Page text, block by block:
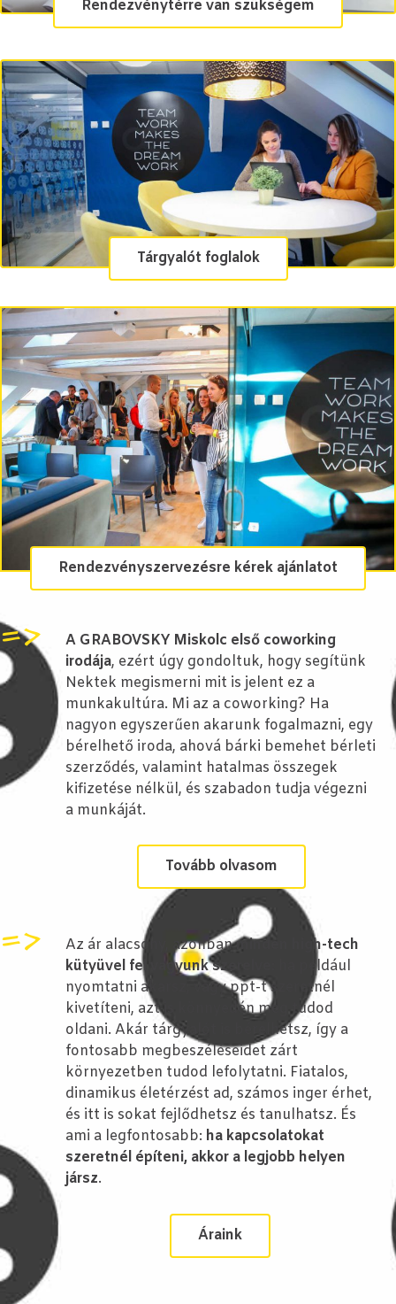
Rendezvénytérre van szükségem
Tárgyalót foglalok
Rendezvényszervezésre kérek ajánlatot
=>
A GRABOVSKY Miskolc első coworking
irodája, ezért úgy gondoltuk, hogy segítünk
Nektek megismerni mit is jelent ez a
munkakultúra. Mi az a coworking? Ha
nagyon egyszerűen akarunk fogalmazni, egy
bérelhető iroda, ahová bárki bemehet bérleti
szerződés, valamint hatalmas összegek
kifizetése nélkül, és szabadon tudja végezni
a munkáját.
Tovább olvasom
=> Az ár alacsony, azonbanminden high-tech
kütyüvel fel vagyunk szerelve
: ha például
nyomtatni akarsz, vagy ppt-t szeretnél
kivetíteni, azt is könnyedén meg tudod
oldani. Akár tárgyalót is bérelhetsz, így a
fontosabb megbeszéléseidet zárt
környezetben tudod lefolytatni. Fiatalos,
dinamikus életérzést ad, számos inger érhet,
és itt is sokat fejlődhetsz és tanulhatsz. És
ami a legfontosabb: ha kapcsolatokat
szeretnél építeni, akkor a legjobb helyen
jársz.
Áraink